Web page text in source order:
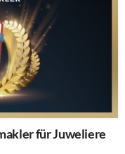
für Juweliere